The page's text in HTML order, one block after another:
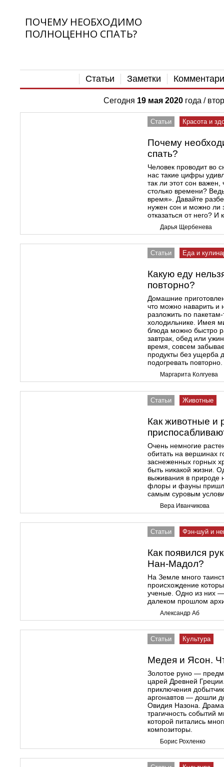
ПОЧЕМУ НЕОБХОДИМО
ПОЛНОЦЕННО СПАТЬ?
Статьи Заметки
Сегодня 19 мая 2020года /
Статьи Красота и
Почему
спать?
Человек проводит во
нас такие цифры
так ли этот сон важен,
столько времени?
время». Давайте
нужен сон и можно ли
отказаться от него? И
Дарья Щербенева
Статьи Еда и
Какую еду
повторно?
Домашние
что можно наварить и
разложить по
холодильнике. Имея
блюда можно быстро
завтрак, обед или
время, совсем
продукты без ущерба
подогревать повторно.
Маргарита Колгуева
Статьи Животные
Как животные и
Очень немногие
обитать на вершинах
заснеженных горных
быть никакой жизни.
выживания в природе
флоры и фауны
самым суровым
Вера Иванчикова
Статьи Фэн-шуй и
Как появился
Нан-Мадол?
На Земле много
происхождение
ученые. Одно из них
далеком прошлом
Александр Аб
Статьи Культура
Медея и Ясон.
Золотое руно —
царей Древней
приключения
аргонавтов — дошли
Овидия Назона.
трагичность событий
которой питались
композиторы.
Борис Рохленко